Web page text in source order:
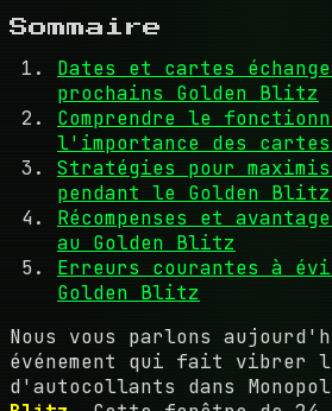
Sommaire
Dates et cartes
prochains Golden Blitz
Comprendre le
l'importance des cartes
Stratégies pour
pendant le Golden Blitz
Récompenses et
au Golden Blitz
Erreurs courantes à
Golden Blitz
Nous vous parlons
événement qui fait vibrer
d'autocollants dans